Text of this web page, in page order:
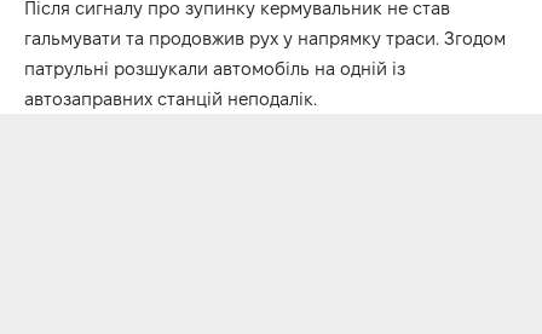
Після сигналу про зупинку кермувальник не став
гальмувати та продовжив рух у напрямку траси. Згодом
патрульні розшукали автомобіль на одній із
автозаправних станцій неподалік.